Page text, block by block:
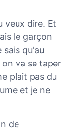
veux dire. Et
le garçon
sais qu'au
va se taper
plait pas du
et je ne
de